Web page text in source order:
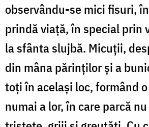
observându-se mici fisuri,
prindă viaţă, în special prin
la sfânta slujbă. Micuţii,
din mâna părinţilor şi a
toţi în acelaşi loc, formând
numai a lor, în care parcă